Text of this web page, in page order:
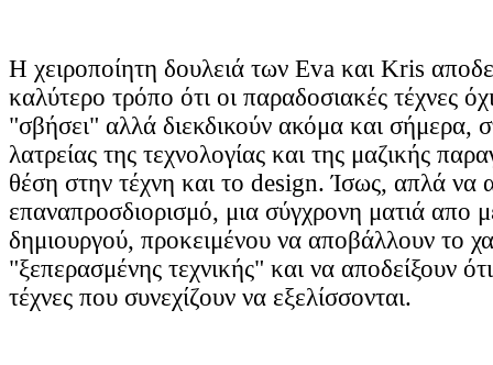
Η χειροποίητη δουλειά των Eva και Kris
καλύτερο τρόπο ότι οι παραδοσιακές τέχνες
"σβήσει" αλλά διεκδικούν ακόμα και σήμερα,
λατρείας της τεχνολογίας και της μαζικής
θέση στην τέχνη και το design. Ίσως, απλά να
επαναπροσδιορισμό, μια σύγχρονη ματιά απο
δημιουργού, προκειμένου να αποβάλλουν το
"ξεπερασμένης τεχνικής" και να αποδείξουν
τέχνες που συνεχίζουν να εξελίσσονται.